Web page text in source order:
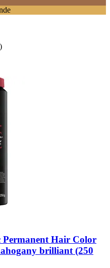
Permanent Hair Color
brilliant (250